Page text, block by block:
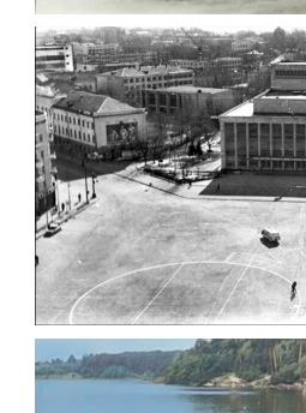
СТАРОСВІТСЬКОГО
1970)
ФОТО ЖИТОМИРА 1982
1990)